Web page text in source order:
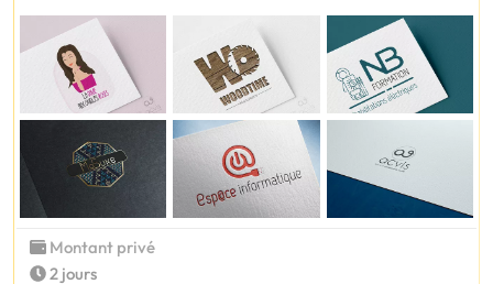
Montant privé
2 jours